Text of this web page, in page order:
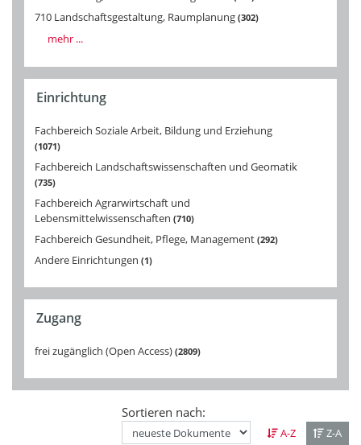
710 Landschaftsgestaltung, Raumplanung 302
mehr ...
Einrichtung
Fachbereich Soziale Arbeit, Bildung und Erziehung
1071
Fachbereich Landschaftswissenschaften und Geomatik
735
Fachbereich Agrarwirtschaft und
Lebensmittelwissenschaften 710
Fachbereich Gesundheit, Pflege, Management 292
Andere Einrichtungen 1
Zugang
frei zugänglich (Open Access) 2809
Sortieren nach:
A-Z Z-A